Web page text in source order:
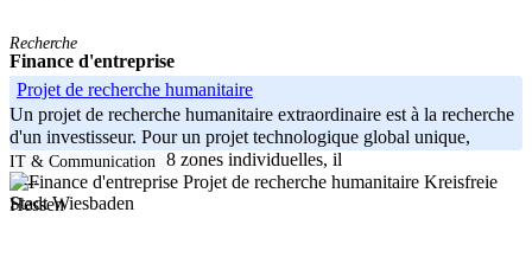
Recherche
Finance d'entreprise
Projet de recherche humanitaire
Un projet de recherche humanitaire extraordinaire est à la recherche
d'un investisseur. Pour un projet technologique global unique,
composé d'au moins 8 zones individuelles, il
-----
Hessen
IT & Communication
Kreisfreie
Stadt Wiesbaden